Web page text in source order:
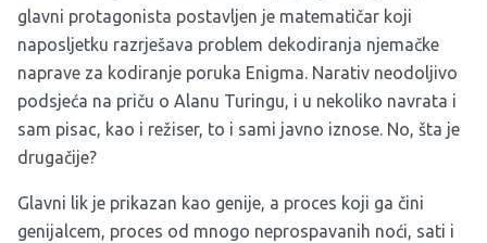
glavni protagonista postavljen je matematičar koji
naposljetku razrješava problem dekodiranja njemačke
naprave za kodiranje poruka Enigma. Narativ neodoljivo
podsjeća na priču o Alanu Turingu, i u nekoliko navrata i
sam pisac, kao i režiser, to i sami javno iznose. No, šta je
drugačije?
Glavni lik je prikazan kao genije, a proces koji ga čini
genijalcem, proces od mnogo neprospavanih noći, sati i